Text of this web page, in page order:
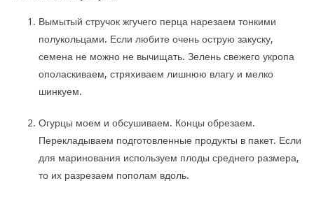
Вымытый стручок жгучего перца нарезаем тонкими
полукольцами. Если любите очень острую закуску,
семена не можно не вычищать. Зелень свежего укропа
ополаскиваем, стряхиваем лишнюю влагу и мелко
шинкуем.
Огурцы моем и обсушиваем. Концы обрезаем.
Перекладываем подготовленные продукты в пакет. Если
для маринования используем плоды среднего размера,
то их разрезаем пополам вдоль.